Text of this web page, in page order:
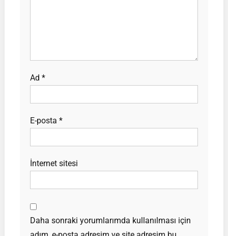
Ad *
E-posta *
İnternet sitesi
Daha sonraki yorumlarımda kullanılması için